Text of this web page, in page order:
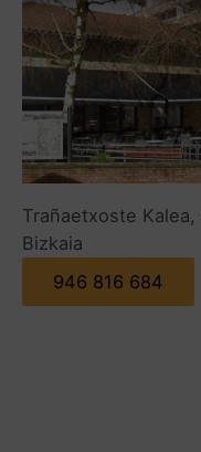
Trañaetxoste
Bizkaia
946 816 684